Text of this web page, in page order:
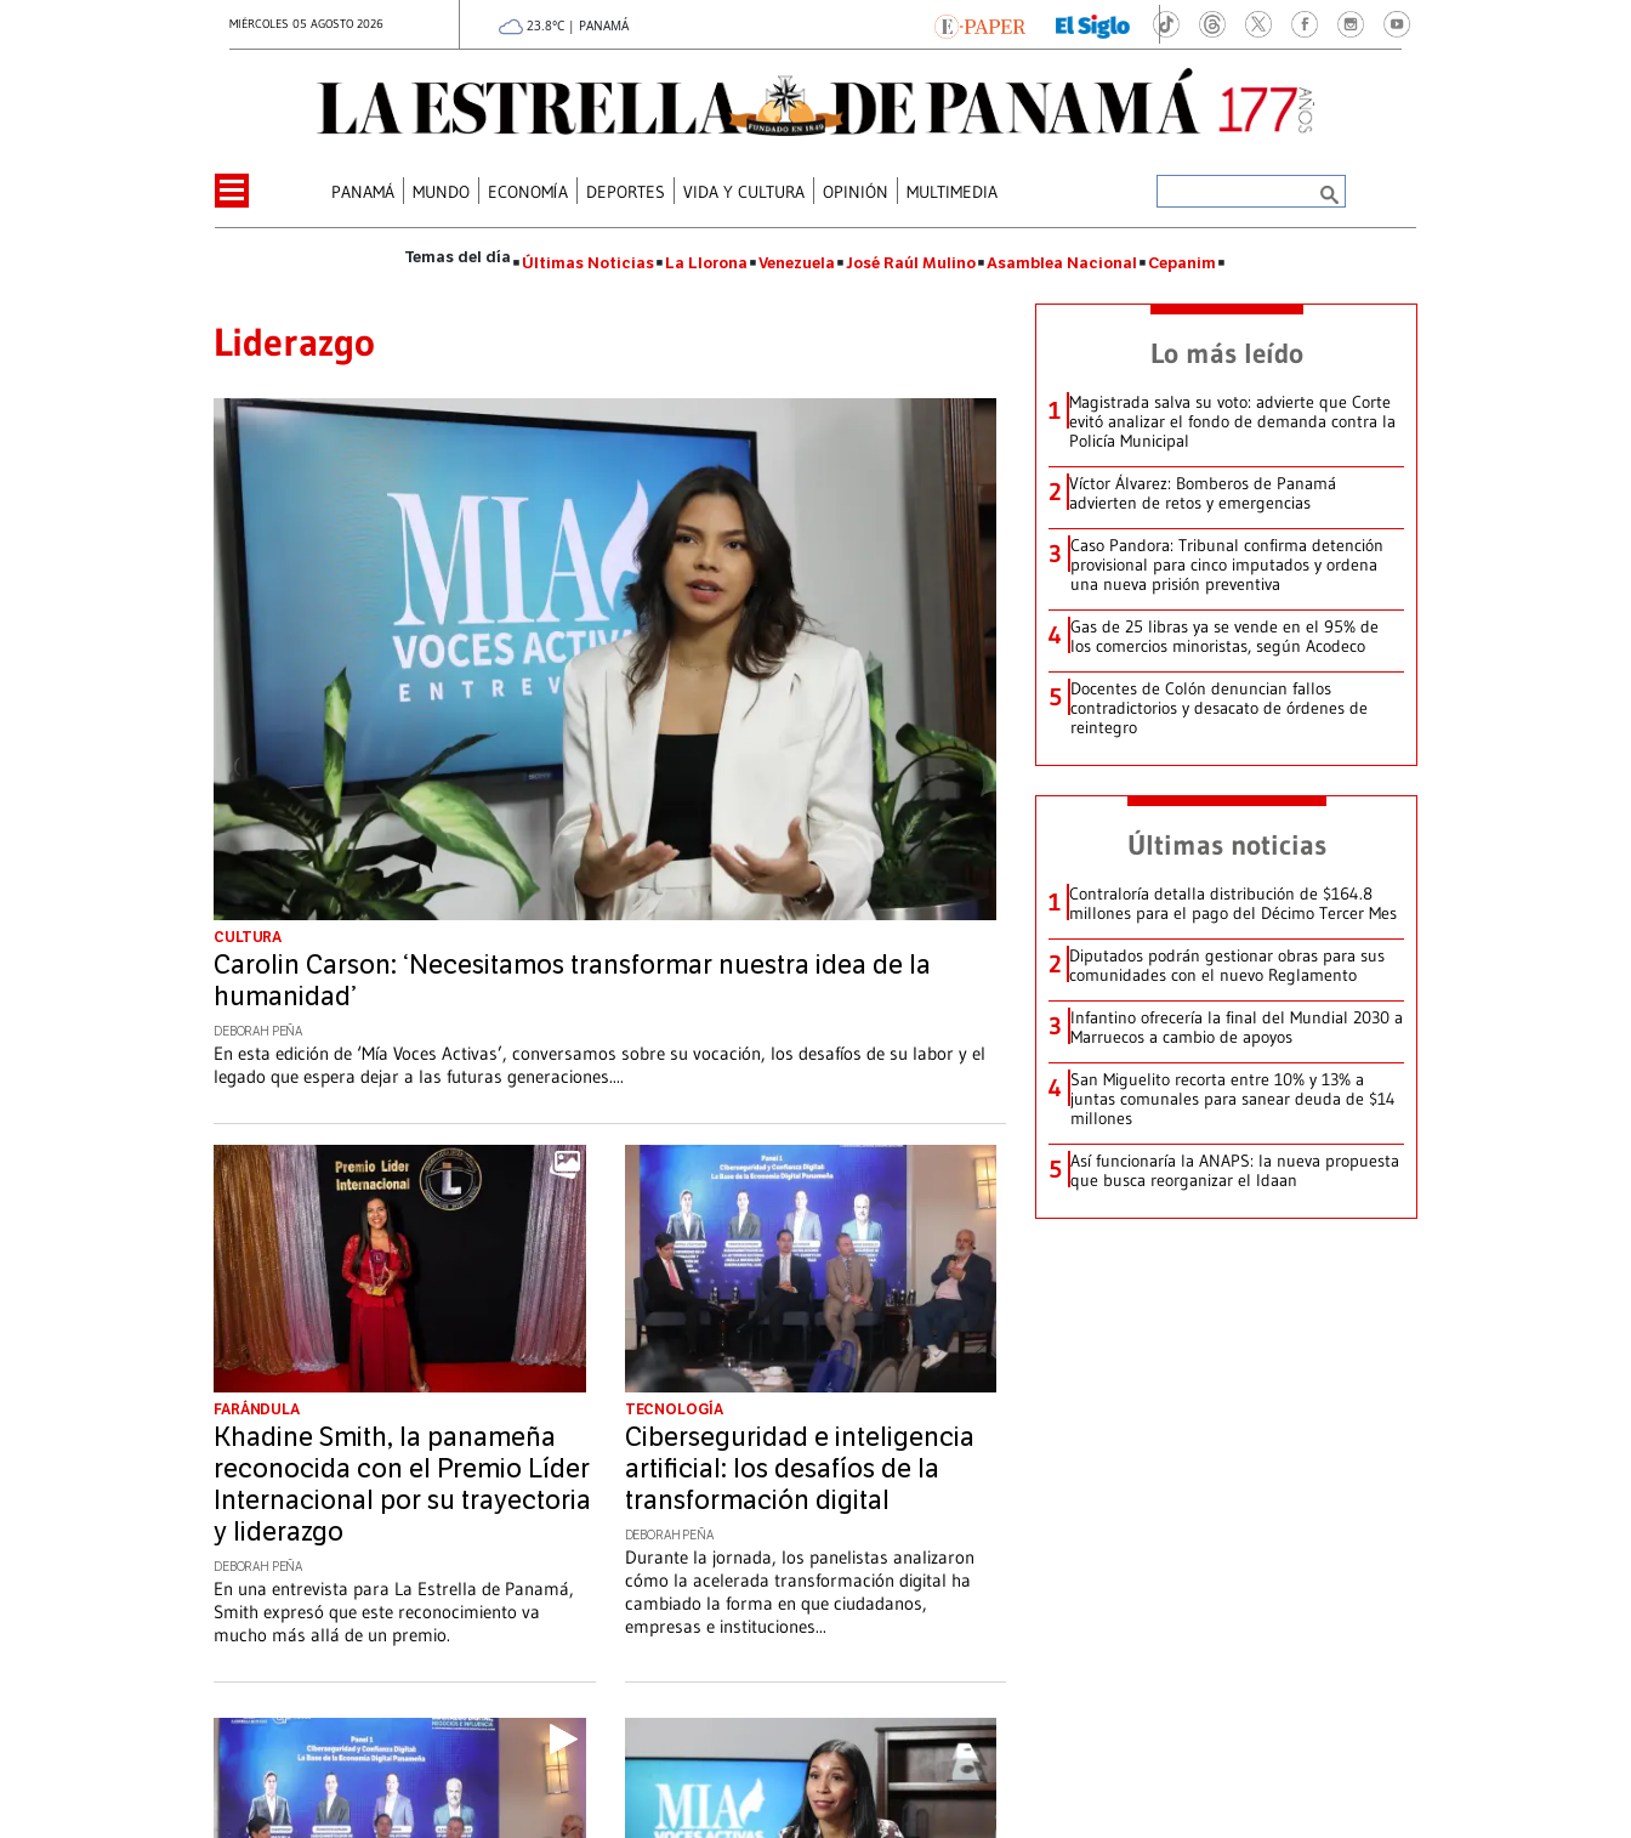
MIÉRCOLES 05 AGOSTO 2026 23.8°C | PANAMÁ
PANAMÁ MUNDO ECONOMÍA DEPORTES VIDA Y CULTURA OPINIÓN MULTIMEDIA
Últimas Noticias La Llorona Venezuela José Raúl Mulino Asamblea Nacional Cepanim
Liderazgo
CULTURA
Carolin Carson: ‘Necesitamos transformar nuestra idea de la
humanidad’
DEBORAH PEÑA
En esta edición de ‘Mía Voces Activas’, conversamos sobre su vocación, los desafíos de su labor y el
legado que espera dejar a las futuras generaciones....
FARÁNDULA
Khadine Smith, la panameña
reconocida con el Premio Líder
Internacional por su trayectoria
y liderazgo
DEBORAH PEÑA
En una entrevista para La Estrella de Panamá,
Smith expresó que este reconocimiento va
mucho más allá de un premio.
TECNOLOGÍA
Ciberseguridad e inteligencia
artificial: los desafíos de la
transformación digital
DEBORAH PEÑA
Durante la jornada, los panelistas analizaron
cómo la acelerada transformación digital ha
cambiado la forma en que ciudadanos,
empresas e instituciones...
Lo más leído
1 Magistrada salva su voto: advierte que Corte
evitó analizar el fondo de demanda contra la
Policía Municipal
2 Víctor Álvarez: Bomberos de Panamá
advierten de retos y emergencias
3 Caso Pandora: Tribunal confirma detención
provisional para cinco imputados y ordena
una nueva prisión preventiva
4 Gas de 25 libras ya se vende en el 95% de
los comercios minoristas, según Acodeco
5 Docentes de Colón denuncian fallos
contradictorios y desacato de órdenes de
reintegro
Últimas noticias
1 Contraloría detalla distribución de $164.8
millones para el pago del Décimo Tercer Mes
2 Diputados podrán gestionar obras para sus
comunidades con el nuevo Reglamento
3 Infantino ofrecería la final del Mundial 2030 a
Marruecos a cambio de apoyos
4 San Miguelito recorta entre 10% y 13% a
juntas comunales para sanear deuda de $14
millones
5 Así funcionaría la ANAPS: la nueva propuesta
que busca reorganizar el Idaan